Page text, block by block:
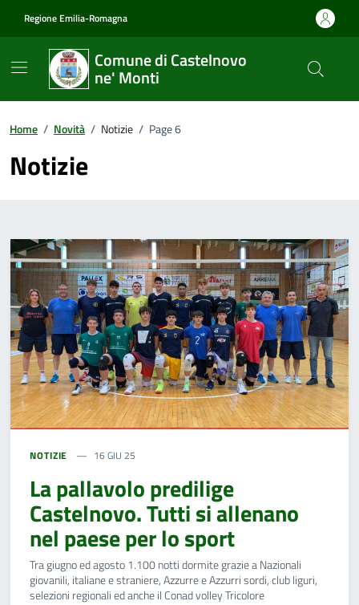
Regione Emilia-Romagna
Comune di Castelnovo
ne' Monti
Home / Novità / Notizie / Page 6
Notizie
NOTIZIE 16 GIU 25
La pallavolo predilige
Castelnovo. Tutti si allenano
nel paese per lo sport
Tra giugno ed agosto 1.100 notti dormite grazie a Nazionali
giovanili, italiane e straniere, Azzurre e Azzurri sordi, club liguri,
selezioni regionali ed anche il Conad volley Tricolore